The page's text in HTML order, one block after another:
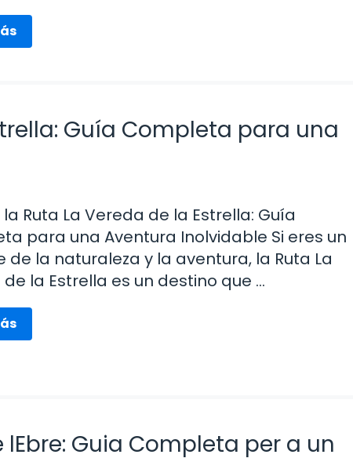
Guía Completa para una
la Ruta La Vereda de la Estrella: Guía
para una Aventura Inolvidable Si eres un
de la naturaleza y la aventura, la Ruta La
la Estrella es un destino que …
Guia Completa per a un